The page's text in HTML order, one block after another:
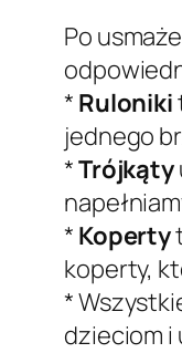
Po
* Ruloniki
jednego
*Trójkąty
* Koperty
koperty,
*
dzieciom